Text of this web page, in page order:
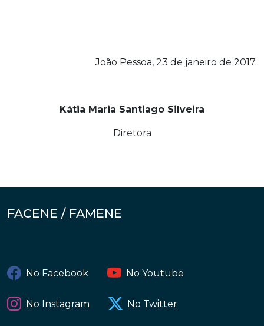
João Pessoa, 23 de janeiro de 2017.
Kátia Maria Santiago Silveira
Diretora
FACENE / FAMENE
No Facebook No Youtube
No Instagram No Twitter